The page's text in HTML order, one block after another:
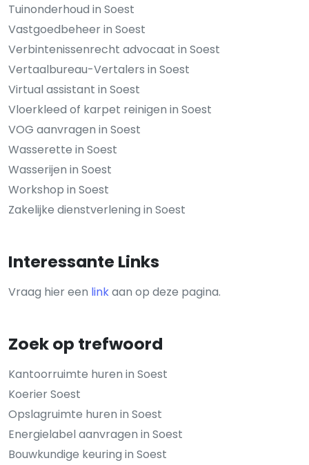
Tuinonderhoud in Soest
Vastgoedbeheer in Soest
Verbintenissenrecht advocaat in Soest
Vertaalbureau-Vertalers in Soest
Virtual assistant in Soest
Vloerkleed of karpet reinigen in Soest
VOG aanvragen in Soest
Wasserette in Soest
Wasserijen in Soest
Workshop in Soest
Zakelijke dienstverlening in Soest
Interessante Links
Vraag hier een linkaan op deze pagina.
Zoek op trefwoord
Kantoorruimte huren in Soest
Koerier Soest
Opslagruimte huren in Soest
Energielabel aanvragen in Soest
Bouwkundige keuring in Soest